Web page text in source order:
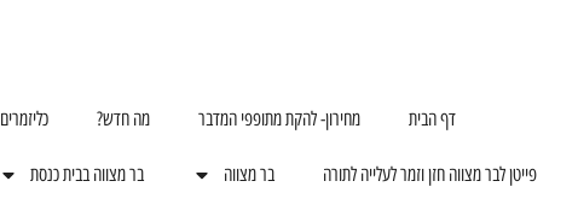
דף הבית מחירון- להקת מתופפי המדבר מה חדש? כליזמרים
פייטן לבר מצווה חזן וזמר לעלייה לתורה בר מצווה בר מצווה בבית כנסת